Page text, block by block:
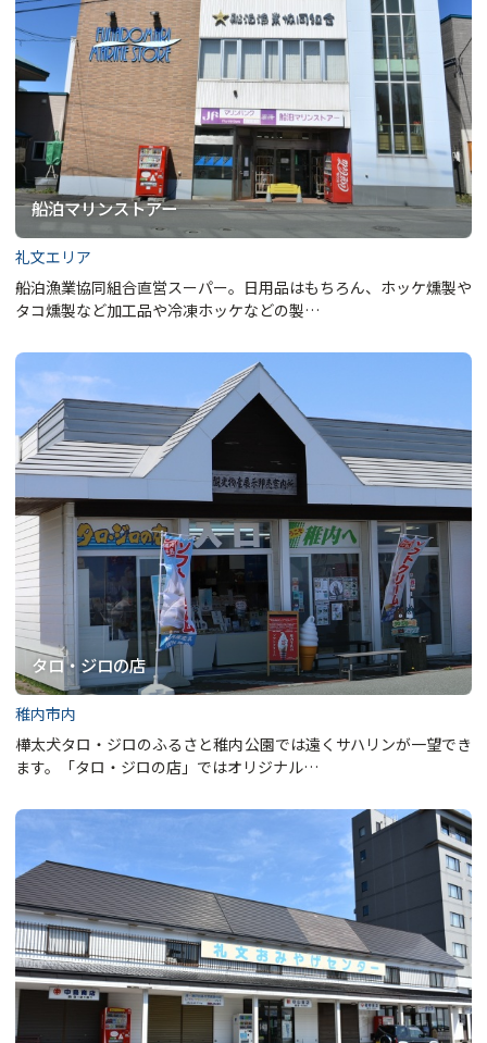
船泊マリンストアー
礼文エリア
船泊漁業協同組合直営スーパー。日用品はもちろん、ホッケ燻製や
タコ燻製など加工品や冷凍ホッケなどの製…
タロ・ジロの店
稚内市内
樺太犬タロ・ジロのふるさと稚内公園では遠くサハリンが一望でき
ます。「タロ・ジロの店」ではオリジナル…